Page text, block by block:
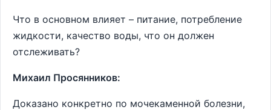
Что в основном влияет – питание, потребление
жидкости, качество воды, что он должен
отслеживать?
Михаил Просянников:
Доказано конкретно по мочекаменной болезни,